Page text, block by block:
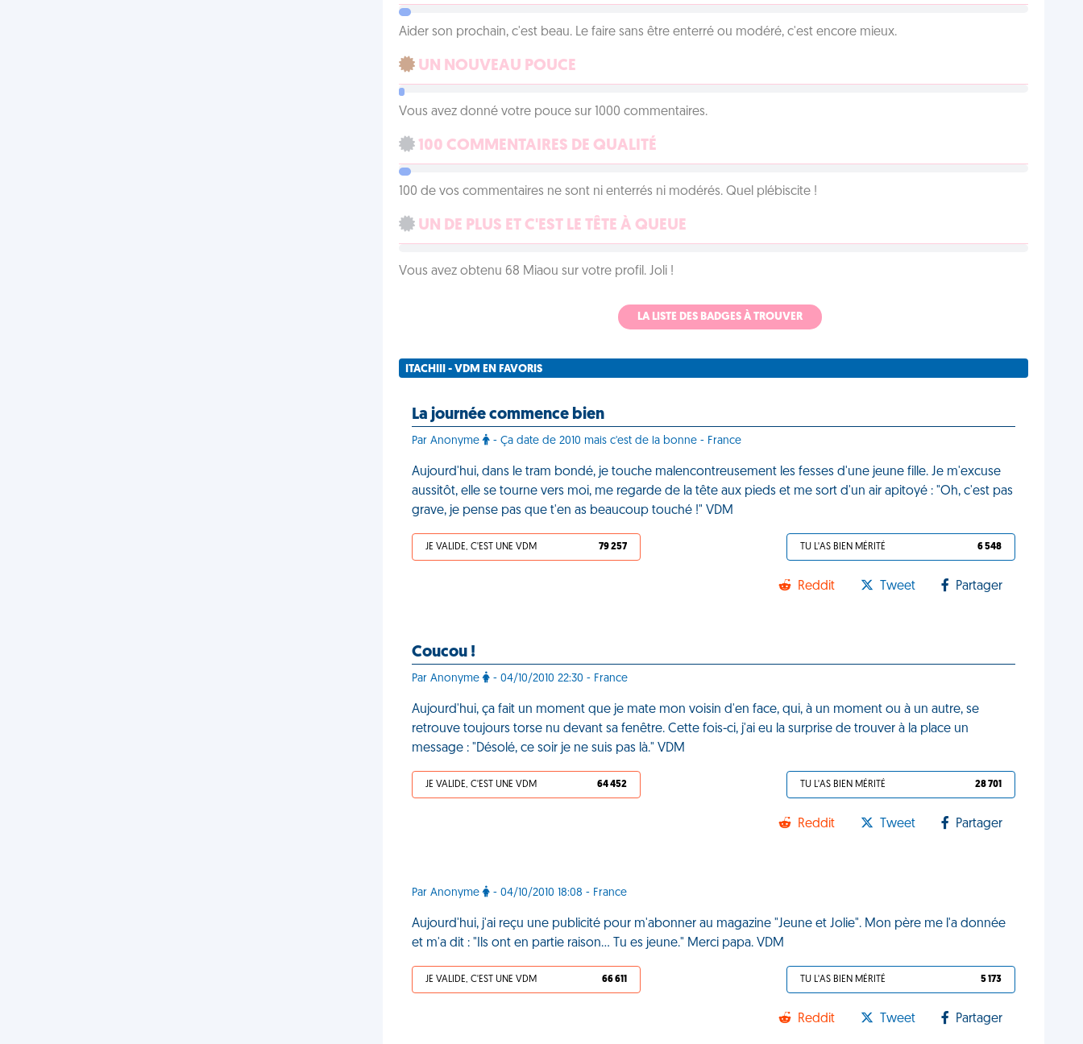
Aider son prochain, c'est beau. Le faire sans être enterré ou modéré, c'est encore mieux.
UN NOUVEAU POUCE
Vous avez donné votre pouce sur 1000 commentaires.
100 COMMENTAIRES DE QUALITÉ
100 de vos commentaires ne sont ni enterrés ni modérés. Quel plébiscite !
UN DE PLUS ET C'EST LE TÊTE À QUEUE
Vous avez obtenu 68 Miaou sur votre profil. Joli !
LA LISTE DES BADGES À TROUVER
ITACHIII - VDM EN FAVORIS
La journée commence bien
Par Anonyme - Ça date de 2010 mais c'est de la bonne - France
Aujourd'hui, dans le tram bondé, je touche malencontreusement les fesses d'une jeune fille. Je m'excuse
aussitôt, elle se tourne vers moi, me regarde de la tête aux pieds et me sort d'un air apitoyé : "Oh, c'est pas
grave, je pense pas que t'en as beaucoup touché !" VDM
JE VALIDE, C'EST UNE VDM 79 257 TU L'AS BIEN MÉRITÉ 6 548
Reddit Tweet Partager
Coucou !
Par Anonyme - 04/10/2010 22:30 - France
Aujourd'hui, ça fait un moment que je mate mon voisin d'en face, qui, à un moment ou à un autre, se
retrouve toujours torse nu devant sa fenêtre. Cette fois-ci, j'ai eu la surprise de trouver à la place un
message : "Désolé, ce soir je ne suis pas là." VDM
JE VALIDE, C'EST UNE VDM 64 452 TU L'AS BIEN MÉRITÉ 28 701
Reddit Tweet Partager
Par Anonyme - 04/10/2010 18:08 - France
Aujourd'hui, j'ai reçu une publicité pour m'abonner au magazine "Jeune et Jolie". Mon père me l'a donnée
et m'a dit : "Ils ont en partie raison... Tu es jeune." Merci papa. VDM
JE VALIDE, C'EST UNE VDM 66 611 TU L'AS BIEN MÉRITÉ 5 173
Reddit Tweet Partager